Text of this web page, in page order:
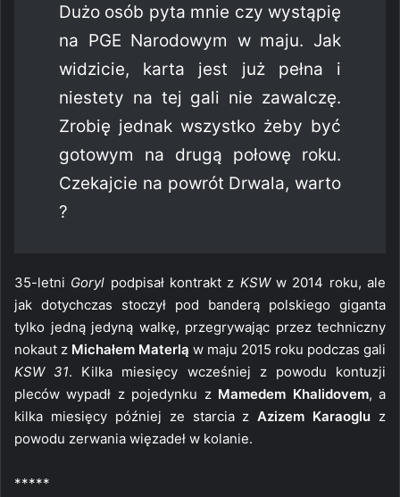
Dużo osób pyta mnie czy wystąpię
na PGE Narodowym w maju. Jak
widzicie, karta jest już pełna i
niestety na tej gali nie zawalczę.
Zrobię jednak wszystko żeby być
gotowym na drugą połowę roku.
Czekajcie na powrót Drwala, warto
?
35-letni Goryl podpisał kontrakt z KSWw 2014 roku, ale
jak dotychczas stoczył pod banderą polskiego giganta
tylko jedną jedyną walkę, przegrywając przez techniczny
nokaut z Michałem Materlą w maju 2015 roku podczas gali
KSW 31. Kilka miesięcy wcześniej z powodu kontuzji
pleców wypadł z pojedynku z Mamedem Khalidovem, a
kilka miesięcy później ze starcia zAzizem Karaoglu z
powodu zerwania więzadeł w kolanie.
*****